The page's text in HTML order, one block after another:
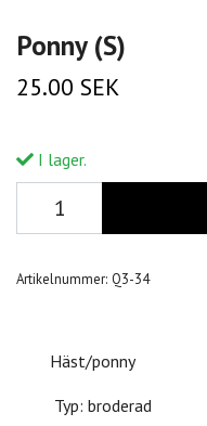
Ponny (S)
25.00 SEK
I lager.
Artikelnummer: Q3-34
Häst/ponny
Typ: broderad